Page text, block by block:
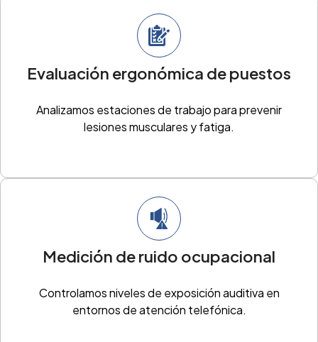
Evaluación ergonómica de puestos
Analizamos estaciones de trabajo para prevenir
lesiones musculares y fatiga.
Medición de ruido ocupacional
Controlamos niveles de exposición auditiva en
entornos de atención telefónica.